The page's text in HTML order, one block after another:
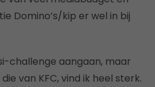
Domino’s/kip er wel in bij
challenge aangaan, maar
van KFC, vind ik heel sterk.